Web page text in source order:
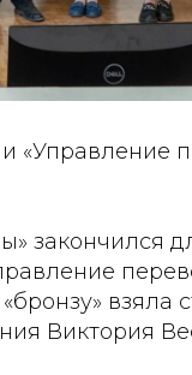
«Управление
закончился
взяла
Виктория